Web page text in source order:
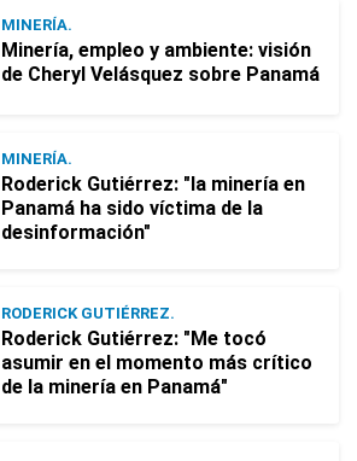
MINERÍA.
Minería, empleo y ambiente: visión
de Cheryl Velásquez sobre Panamá
MINERÍA.
Roderick Gutiérrez: "la minería en
Panamá ha sido víctima de la
desinformación"
RODERICK GUTIÉRREZ.
Roderick Gutiérrez: "Me tocó
asumir en el momento más crítico
de la minería en Panamá"